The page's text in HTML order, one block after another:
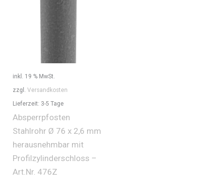
inkl. 19 % MwSt.
zzgl.Versandkosten
Lieferzeit: 3-5 Tage
Absperrpfosten
Stahlrohr Ø 76 x 2,6 mm
herausnehmbar mit
Profilzylinderschloss –
Art.Nr. 476Z